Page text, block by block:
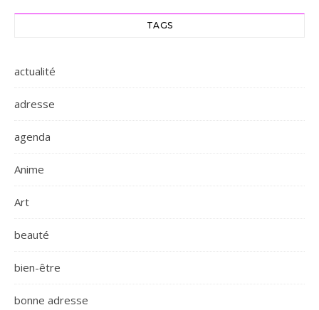
TAGS
actualité
adresse
agenda
Anime
Art
beauté
bien-être
bonne adresse